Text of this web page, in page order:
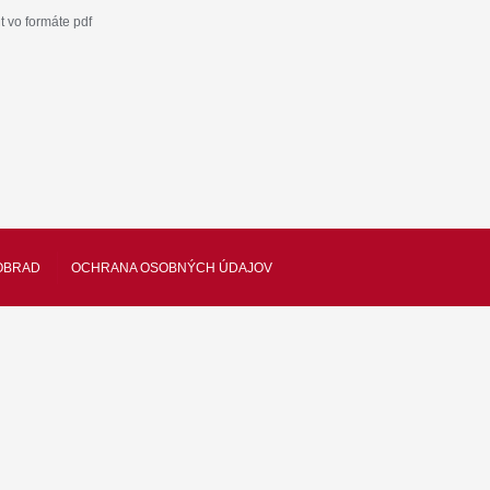
vo formáte pdf
OCHRANA OSOBNÝCH ÚDAJOV